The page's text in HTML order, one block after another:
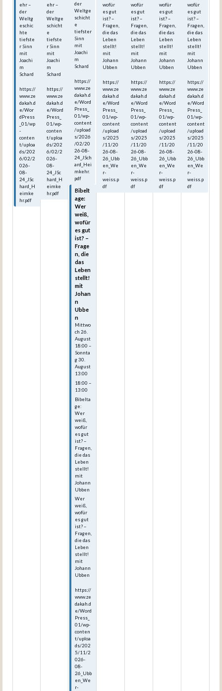
ehr –
der
Weltg
eschic
hte
tiefste
r Sinn
mit
Joachi
m
Schard
https://
www.ze
dakah.d
e/Wor
dPress
_01/wp
-
conten
t/uploa
ds/202
6/02/2
026-
08-
24_JSc
hard_H
eimke
hr.pdf
ehr –
der
Weltge
schicht
e
tiefste
r Sinn
mit
Joachi
m
Schard
https://
www.ze
dakah.d
e/Word
Press_
01/wp-
conten
t/uploa
ds/202
6/02/2
026-
08-
24_JSc
hard_H
eimke
hr.pdf
der
Weltge
schicht
e
tiefster
Sinn
mit
Joachi
m
Schard
https://
www.ze
dakah.d
e/Word
Press_
01/wp-
content
/upload
s/2026
/02/20
26-08-
24_JSch
ard_Hei
mkehr.
pdf
Bibelt
age:
Wer
weiß,
wofür
es gut
ist? –
Frage
n, die
das
Leben
stellt!
mit
Johan
n
Ubbe
n
Mittwo
ch 26.
August
18:00 –
Sonnta
g30.
August
13:00
18:00 –
13:00
Bibelta
ge:
Wer
weiß,
wofür
es gut
ist? –
Fragen,
die das
Leben
stellt!
mit
Johann
Ubben
Wer
weiß,
wofür
es gut
ist? –
Fragen,
die das
Leben
stellt!
mit
Johann
Ubben
https://
www.ze
dakah.d
e/Word
Press_
01/wp-
conten
t/uploa
ds/202
5/11/2
026-
08-
26_Ubb
en_We
r-
wofür
es gut
ist? –
Fragen,
die das
Leben
stellt!
mit
Johann
Ubben
https://
www.ze
dakah.d
e/Word
Press_
01/wp-
content
/upload
s/2025
/11/20
26-08-
26_Ubb
en_We
r-
weiss.p
df
wofür
es gut
ist? –
Fragen,
die das
Leben
stellt!
mit
Johann
Ubben
https://
www.ze
dakah.d
e/Word
Press_
01/wp-
content
/upload
s/2025
/11/20
26-08-
26_Ubb
en_We
r-
weiss.p
df
wofür
es gut
ist? –
Fragen,
die das
Leben
stellt!
mit
Johann
Ubben
https://
www.ze
dakah.d
e/Word
Press_
01/wp-
content
/upload
s/2025
/11/20
26-08-
26_Ubb
en_We
r-
weiss.p
df
wofür
es gut
ist? –
Fragen,
die das
Leben
stellt!
mit
Johann
Ubben
https://
www.ze
dakah.d
e/Word
Press_
01/wp-
content
/upload
s/2025
/11/20
26-08-
26_Ubb
en_We
r-
weiss.p
df